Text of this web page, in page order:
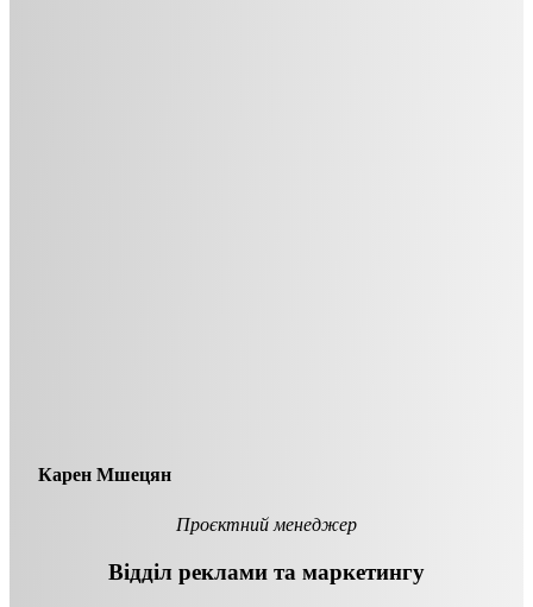
Карен Мшецян
Проєктний менеджер
Відділ реклами та маркетингу